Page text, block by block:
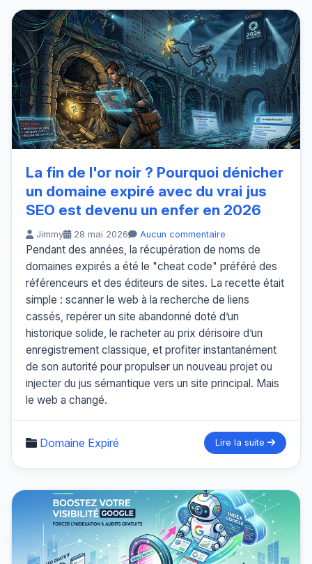
La fin de l'or noir ? Pourquoi dénicher
un domaine expiré avec du vrai jus
SEO est devenu un enfer en 2026
Jimmy 28 mai 2026 Aucun commentaire
Pendant des années, la récupération de noms de
domaines expirés a été le "cheat code" préféré des
référenceurs et des éditeurs de sites. La recette était
simple : scanner le web à la recherche de liens
cassés, repérer un site abandonné doté d’un
historique solide, le racheter au prix dérisoire d’un
enregistrement classique, et profiter instantanément
de son autorité pour propulser un nouveau projet ou
injecter du jus sémantique vers un site principal. Mais
le web a changé.
Domaine Expiré Lire la suite